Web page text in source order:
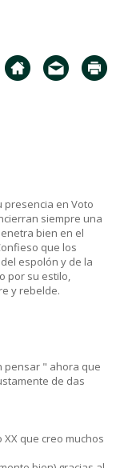
presencia en Voto
siempre una
bien en el
que los
espolón y de la
por su estilo,
y rebelde.
pensar " ahora que
de das
que creo muchos